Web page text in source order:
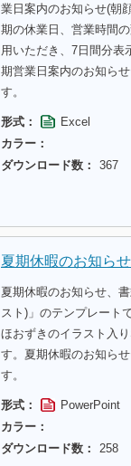
業日案内のお知らせ(朝
期の休業日、営業時間
用いただき、7日間分表
期営業日案内のお知ら
す。
形式：
Excel
カラー：
ダウンロード数：
367
夏期休暇のお知ら
夏期休暇のお知らせ、
スト)」のテンプレート
ほおずきのイラスト入
す。夏期休暇のお知ら
す。
形式：
PowerPoint
カラー：
ダウンロード数：
258